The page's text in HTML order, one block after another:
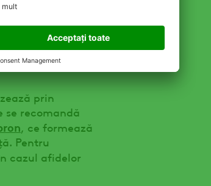
atacul
ale culturii,
), atacul
prin
recomandă
, ce formează
Pentru
cazul afidelor